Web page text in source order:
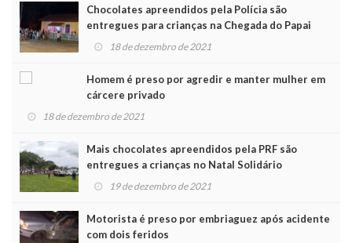
Chocolates apreendidos pela Polícia são
entregues para crianças na Chegada do Papai
Noel
18 de dezembro de 2021
Homem é preso por agredir e manter mulher em
cárcere privado
18 de dezembro de 2021
Mais chocolates apreendidos pela PRF são
entregues a crianças no Natal Solidário
19 de dezembro de 2021
Motorista é preso por embriaguez após acidente
com dois feridos